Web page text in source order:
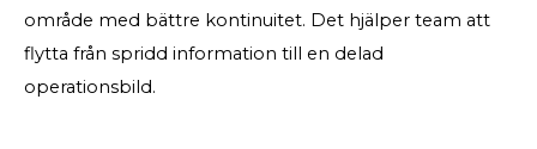
område med bättre kontinuitet. Det hjälper team att
flytta från spridd information till en delad
operationsbild.